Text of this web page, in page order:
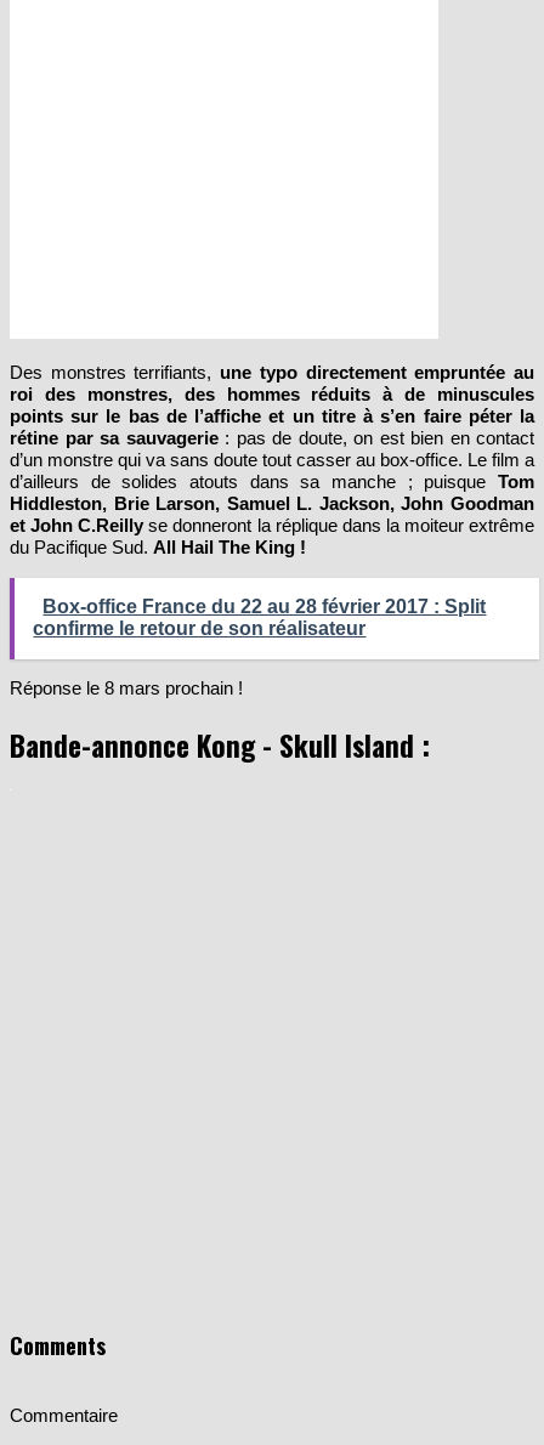
Des monstres terrifiants, une typo directement empruntée au
roi des monstres, des hommes réduits à de minuscules
points sur le bas de l’affiche et un titre à s’en faire péter la
rétine par sa sauvagerie: pas de doute, on est bien en contact
d’un monstre qui va sans doute tout casser au box-office. Le film a
d’ailleurs de solides atouts dans sa manche ; puisque Tom
Hiddleston, Brie Larson, Samuel L. Jackson, John Goodman
et John C.Reilly se donneront la réplique dans la moiteur extrême
du Pacifique Sud. All Hail The King !
Box-office France du 22 au 28 février 2017 : Split
confirme le retour de son réalisateur
Réponse le 8 mars prochain !
Bande-annonce Kong - Skull Island :
Comments
Commentaire